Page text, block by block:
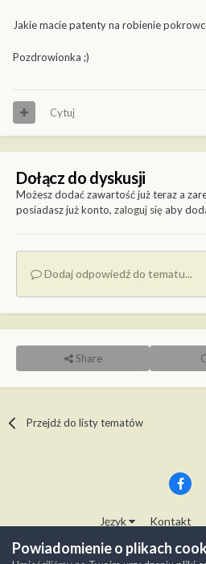
Jakie macie patenty na robienie
Pozdrowionka ;)
Cytuj
Dołącz do dyskusji
Możesz dodać zawartość już teraz a
posiadasz już konto, zaloguj sięaby
Dodaj odpowiedź do tematu...
Share
Przejdź do listy tematów
Język Kontakt
Copyright ©
Powered by Invision
Powiadomienie o plikach